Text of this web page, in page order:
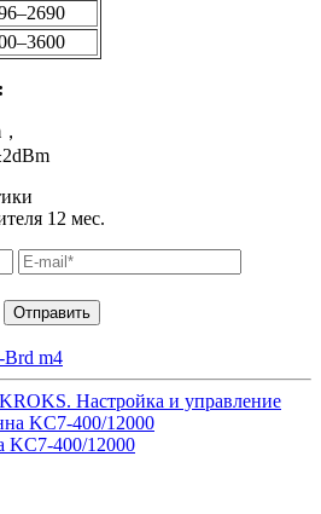
12 мес.
Brd m4
Настройка и управление
KC7-400/12000